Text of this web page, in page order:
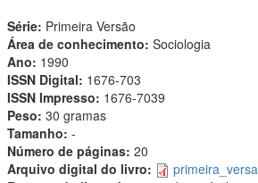
Série: Primeira Versão
Área de conhecimento: Sociologia
Ano: 1990
ISSN Digital: 1676-703
ISSN Impresso: 1676-7039
Peso: 30 gramas
Tamanho: -
Número de páginas: 20
Arquivo digital do livro: